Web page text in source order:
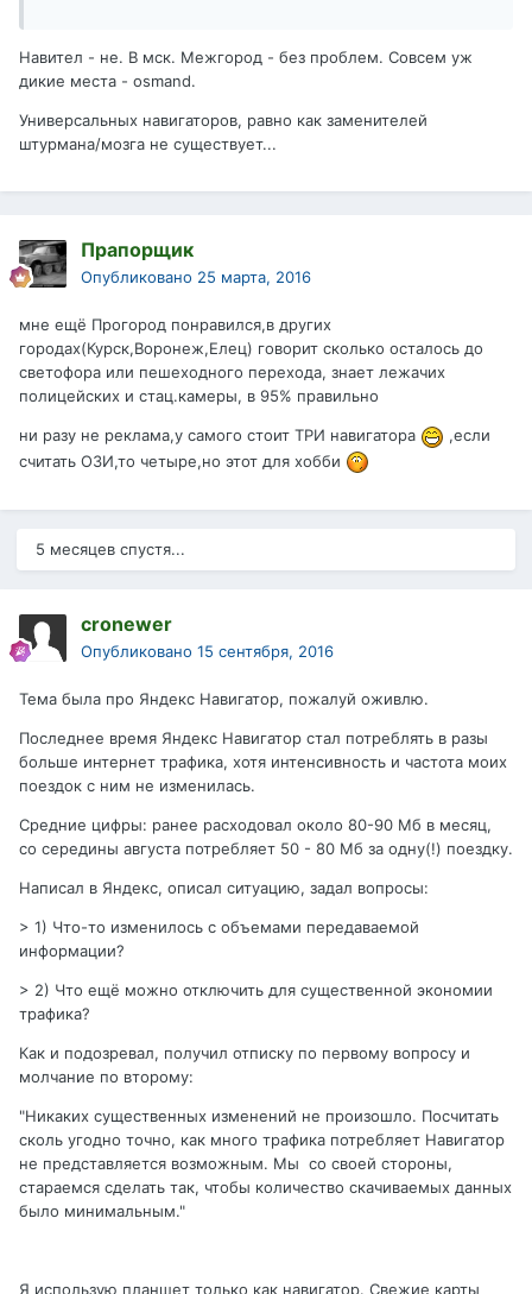
Навител - не. В мск. Межгород - без проблем. Совсем уж
дикие места - osmand.
Универсальных навигаторов, равно как заменителей
штурмана/мозга не существует...
Прапорщик
Опубликовано 25 марта, 2016
мне ещё Прогород понравился,в других
городах(Курск,Воронеж,Елец) говорит сколько осталось до
светофора или пешеходного перехода, знает лежачих
полицейских и стац.камеры, в 95% правильно
ни разу не реклама,у самого стоит ТРИ навигатора
,если
считать ОЗИ,то четыре,но этот для хобби
5 месяцев спустя...
cronewer
Опубликовано 15 сентября, 2016
Тема была про Яндекс Навигатор, пожалуй оживлю.
Последнее время Яндекс Навигатор стал потреблять в разы
больше интернет трафика, хотя интенсивность и частота моих
поездок с ним не изменилась.
Средние цифры: ранее расходовал около 80-90 Мб в месяц,
со середины августа потребляет 50 - 80 Мб за одну(!) поездку.
Написал в Яндекс, описал ситуацию, задал вопросы:
> 1) Что-то изменилось с объемами передаваемой
информации?
> 2) Что ещё можно отключить для существенной экономии
трафика?
Как и подозревал, получил отписку по первому вопросу и
молчание по второму:
"Никаких существенных изменений не произошло. Посчитать
сколь угодно точно, как много трафика потребляет Навигатор
не представляется возможным. Мы со своей стороны,
стараемся сделать так, чтобы количество скачиваемых данных
было минимальным."
Я использую планшет только как навигатор. Свежие карты